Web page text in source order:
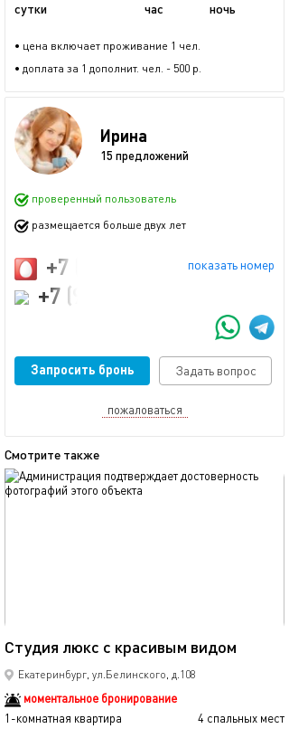
сутки
час
ночь
• цена включает проживание 1 чел.
• доплата за 1 дополнит. чел. - 500 р.
Ирина
15 предложений
проверенный пользователь
размещается больше двух лет
показать номер
+7 (922) 130-62-82
+7 (900) 213-83-63
Запросить бронь Задать вопрос
пожаловаться
Смотрите также
Студия люкс с красивым видом
Екатеринбург, ул.Белинского, д.108
моментальное бронирование
1-комнатная квартира
4 спальных мест
обновлено 03.06.2024